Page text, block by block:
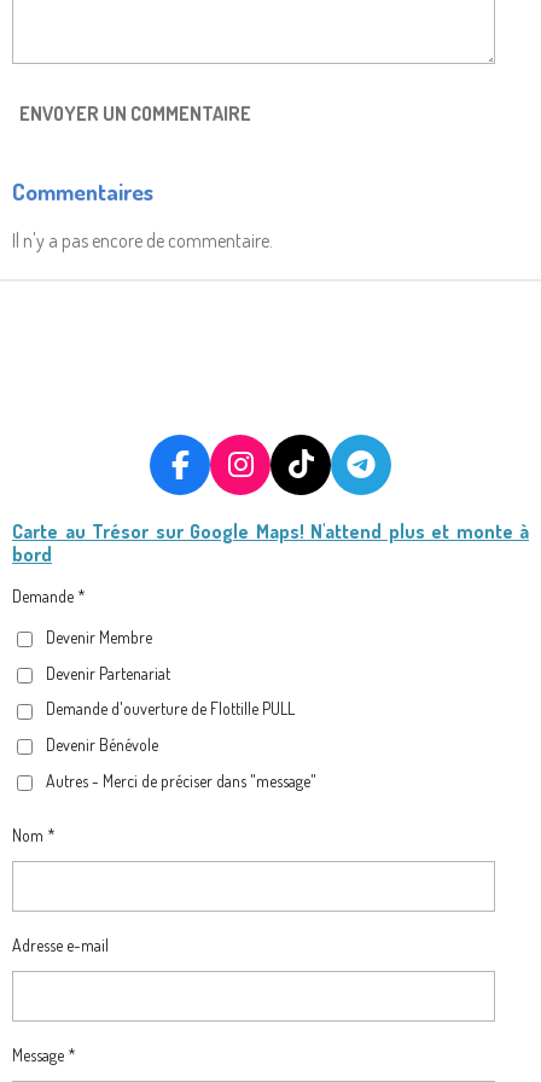
ENVOYER UN COMMENTAIRE
Commentaires
Il n'y a pas encore de commentaire.
F
C
I
S
M
T
K
T
L
Carte au Trésor sur Google Maps! N'attend plus et monte à
bord
Demande *
Devenir Membre
Devenir Partenariat
Demande d'ouverture de Flottille PULL
Devenir Bénévole
Autres - Merci de préciser dans "message"
Nom *
Adresse e-mail
Message *